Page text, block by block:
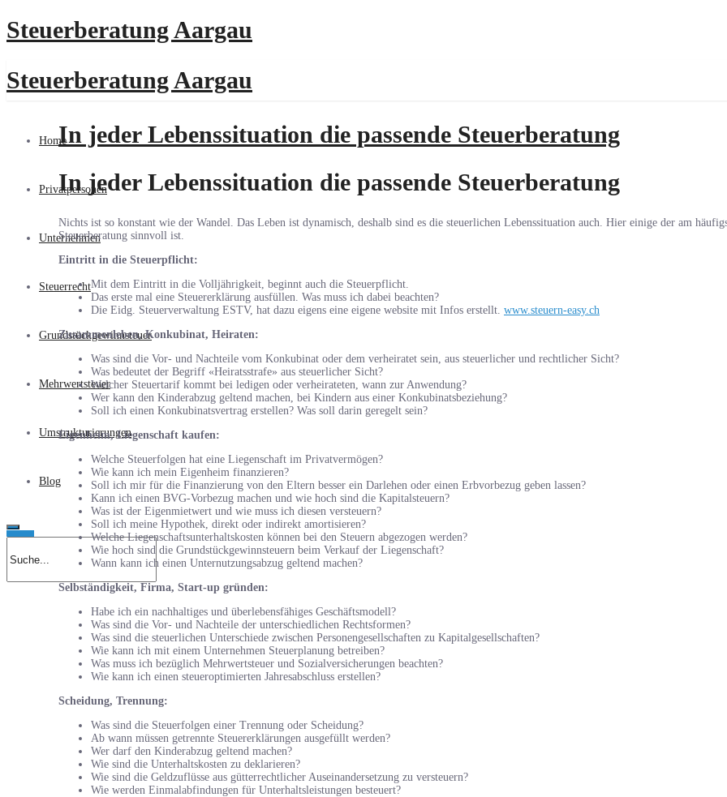
Steuerberatung Aargau
Steuerberatung Aargau
Home
Privatpersonen
Unternehmen
Steuerrecht
Grundstückgewinnsteuer
Mehrwertsteuer
Umstrukturierungen
Blog
In jeder Lebenssituation die passende Steuerberatung
In jeder Lebenssituation die passende Steuerberatung
Nichts ist so konstant wie der Wandel. Das Leben ist dynamisch, deshalb sind es die steuerlichen Lebenssituation auch. Hier einige der am
Steuerberatung sinnvoll ist.
Eintritt in die Steuerpflicht:
Mit dem Eintritt in die Volljährigkeit, beginnt auch die Steuerpflicht.
Das erste mal eine Steuererklärung ausfüllen. Was muss ich dabei beachten?
Die Eidg. Steuerverwaltung ESTV, hat dazu eigens eine eigene website mit Infos erstellt. www.steuern-easy.ch
Zusammenleben, Konkubinat, Heiraten:
Was sind die Vor- und Nachteile vom Konkubinat oder dem verheiratet sein, aus steuerlicher und rechtlicher Sicht?
Was bedeutet der Begriff «Heiratsstrafe» aus steuerlicher Sicht?
Welcher Steuertarif kommt bei ledigen oder verheirateten, wann zur Anwendung?
Wer kann den Kinderabzug geltend machen, bei Kindern aus einer Konkubinatsbeziehung?
Soll ich einen Konkubinatsvertrag erstellen? Was soll darin geregelt sein?
Eigenheim, Liegenschaft kaufen:
Welche Steuerfolgen hat eine Liegenschaft im Privatvermögen?
Wie kann ich mein Eigenheim finanzieren?
Soll ich mir für die Finanzierung von den Eltern besser ein Darlehen oder einen Erbvorbezug geben lassen?
Kann ich einen BVG-Vorbezug machen und wie hoch sind die Kapitalsteuern?
Was ist der Eigenmietwert und wie muss ich diesen versteuern?
Soll ich meine Hypothek, direkt oder indirekt amortisieren?
Welche Liegenschaftsunterhaltskosten können bei den Steuern abgezogen werden?
Wie hoch sind die Grundstückgewinnsteuern beim Verkauf der Liegenschaft?
Wann kann ich einen Unternutzungsabzug geltend machen?
Selbständigkeit, Firma, Start-up gründen:
Habe ich ein nachhaltiges und überlebensfähiges Geschäftsmodell?
Was sind die Vor- und Nachteile der unterschiedlichen Rechtsformen?
Was sind die steuerlichen Unterschiede zwischen Personengesellschaften zu Kapitalgesellschaften?
Wie kann ich mit einem Unternehmen Steuerplanung betreiben?
Was muss ich bezüglich Mehrwertsteuer und Sozialversicherungen beachten?
Wie kann ich einen steueroptimierten Jahresabschluss erstellen?
Scheidung, Trennung:
Was sind die Steuerfolgen einer Trennung oder Scheidung?
Ab wann müssen getrennte Steuererklärungen ausgefüllt werden?
Wer darf den Kinderabzug geltend machen?
Wie sind die Unterhaltskosten zu deklarieren?
Wie sind die Geldzuflüsse aus gütterrechtlicher Auseinandersetzung zu versteuern?
Wie werden Einmalabfindungen für Unterhaltsleistungen besteuert?